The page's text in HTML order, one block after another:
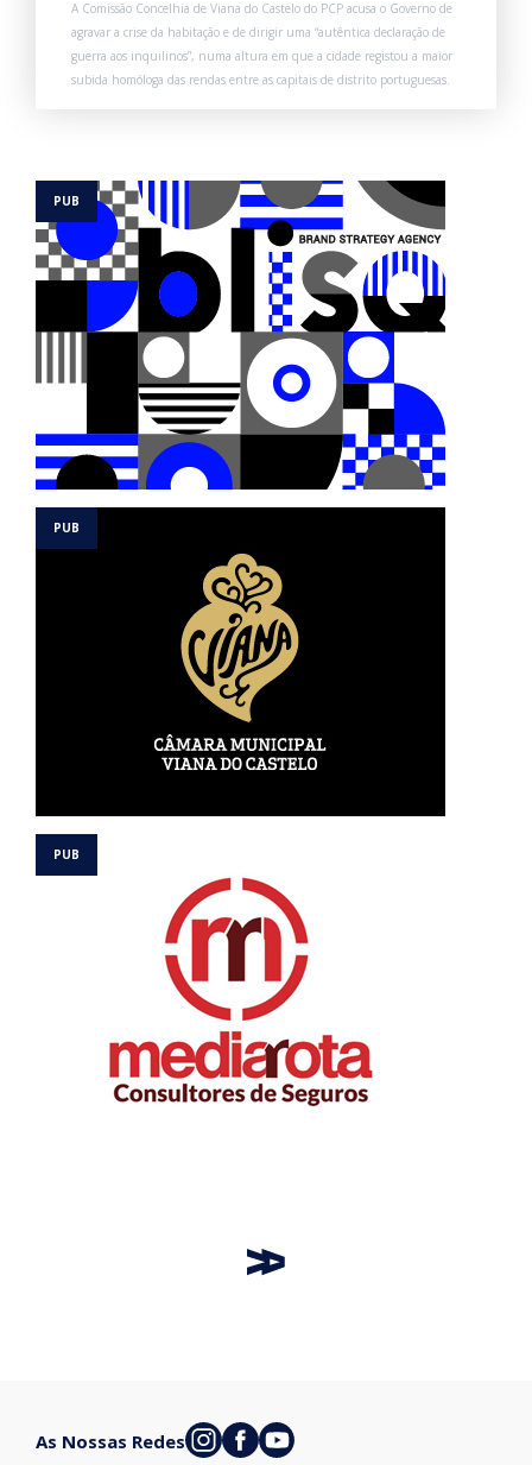
A Comissão Concelhia de Viana do Castelo do PCP acusa o Governo de
agravar a crise da habitação e de dirigir uma “autêntica declaração de
guerra aos inquilinos”, numa altura em que a cidade registou a maior
subida homóloga das rendas entre as capitais de distrito portuguesas.
As Nossas Redes